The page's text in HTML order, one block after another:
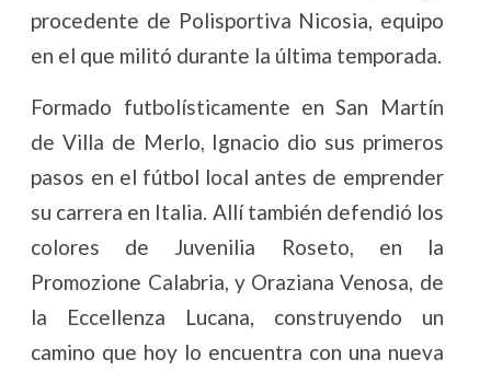
procedente de Polisportiva Nicosia, equipo
en el que militó durante la última temporada.
Formado futbolísticamente en San Martín
de Villa de Merlo, Ignacio dio sus primeros
pasos en el fútbol local antes de emprender
su carrera en Italia. Allí también defendió los
colores de Juvenilia Roseto, en la
Promozione Calabria, y Oraziana Venosa, de
la Eccellenza Lucana, construyendo un
camino que hoy lo encuentra con una nueva